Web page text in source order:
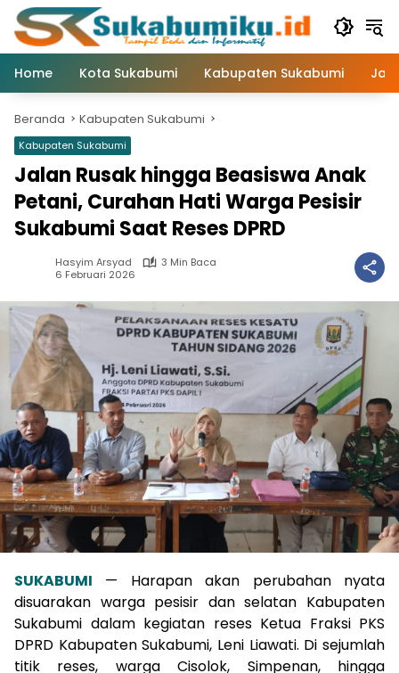
Langsung
konten
Home
Kota Sukabumi Kabupaten Sukabumi
Beranda Kabupaten Sukabumi
Kabupaten Sukabumi
Jalan Rusak hingga Beasiswa Anak
Petani, Curahan Hati Warga Pesisir
Sukabumi Saat Reses DPRD
Hasyim Arsyad
3 Min Baca
6 Februari 2026
SUKABUMI
— Harapan akan perubahan nyata
disuarakan warga pesisir dan selatan Kabupaten
Sukabumi dalam kegiatan reses Ketua Fraksi PKS
DPRD Kabupaten Sukabumi, Leni Liawati. Di sejumlah
titik reses, warga Cisolok, Simpenan, hingga